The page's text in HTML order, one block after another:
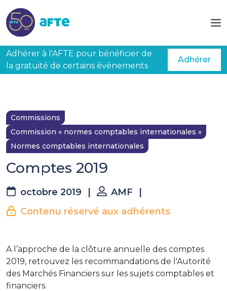
Adhérer à l'AFTE pour bénéficier de
la gratuité de certains événements
Adhérer
Commissions
Commission « normes comptables internationales »
Normes comptables internationales
Comptes 2019
octobre 2019 AMF
Contenu réservé aux adhérents
A l’approche de la clôture annuelle des comptes
2019, retrouvez les recommandations de l'Autorité
des Marchés Financiers sur les sujets comptables et
financiers.